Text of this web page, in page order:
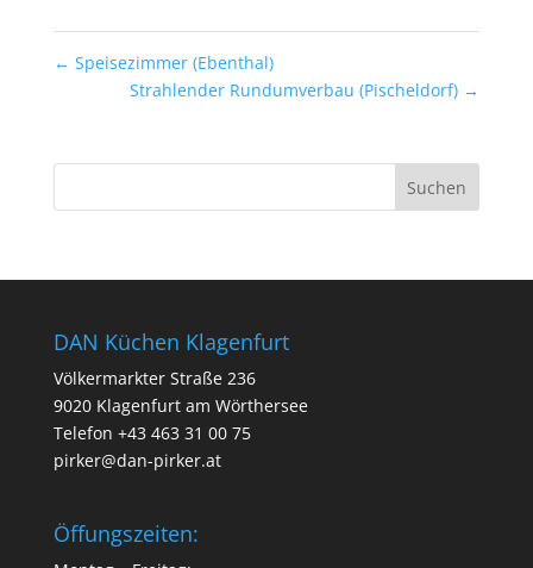
← Speisezimmer (Ebenthal)
Strahlender Rundumverbau (Pischeldorf) →
DAN Küchen Klagenfurt
Völkermarkter Straße 236
9020 Klagenfurt am Wörthersee
Telefon +43 463 31 00 75
pirker@dan-pirker.at
Öffungszeiten: